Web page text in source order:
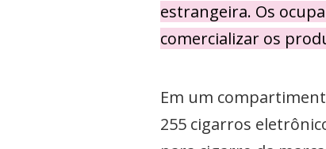
estrangeira. Os
comercializar os
Em um
255 cigarros